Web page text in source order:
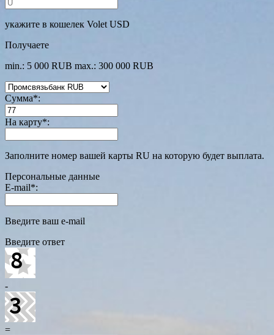
укажите в кошелек Volet USD
Получаете
min.: 5 000 RUB max.: 300 000 RUB
Сумма*:
На карту*:
Заполните номер вашей карты RU на которую будет выплата.
Персональные данные
E-mail*:
Введите ваш e-mail
Введите ответ
-
=